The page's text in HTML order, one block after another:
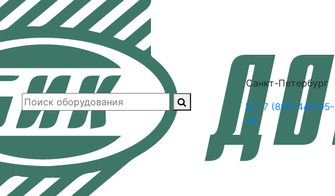
Санкт-Петербург
+7 (812) 447-95-
55